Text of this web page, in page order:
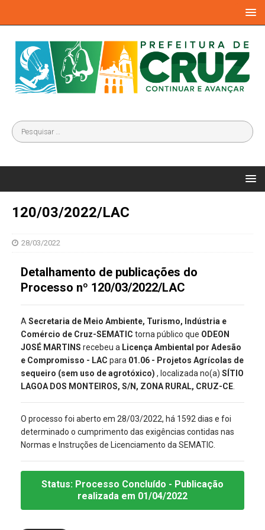
120/03/2022/LAC
28/03/2022
Detalhamento de publicações do
Processo nº 120/03/2022/LAC
A Secretaria de Meio Ambiente, Turismo, Indústria e
Comércio de Cruz-SEMATIC torna público que ODEON
JOSÉ MARTINS recebeu a Licença Ambiental por Adesão
e Compromisso - LAC para 01.06 - Projetos Agrícolas de
sequeiro (sem uso de agrotóxico) , localizada no(a) SÍTIO
LAGOA DOS MONTEIROS, S/N, ZONA RURAL, CRUZ-CE
O processo foi aberto em 28/03/2022, há 1592 dias e foi
determinado o cumprimento das exigências contidas nas
Normas e Instruções de Licenciamento da SEMATIC.
Status: Processo Concluído - Publicação
realizada em 01/04/2022